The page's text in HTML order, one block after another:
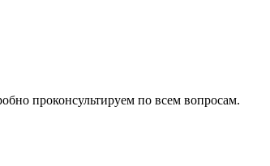
проконсультируем по всем вопросам.